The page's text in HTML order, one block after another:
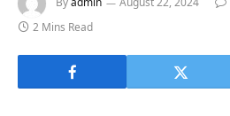
2 Mins Read